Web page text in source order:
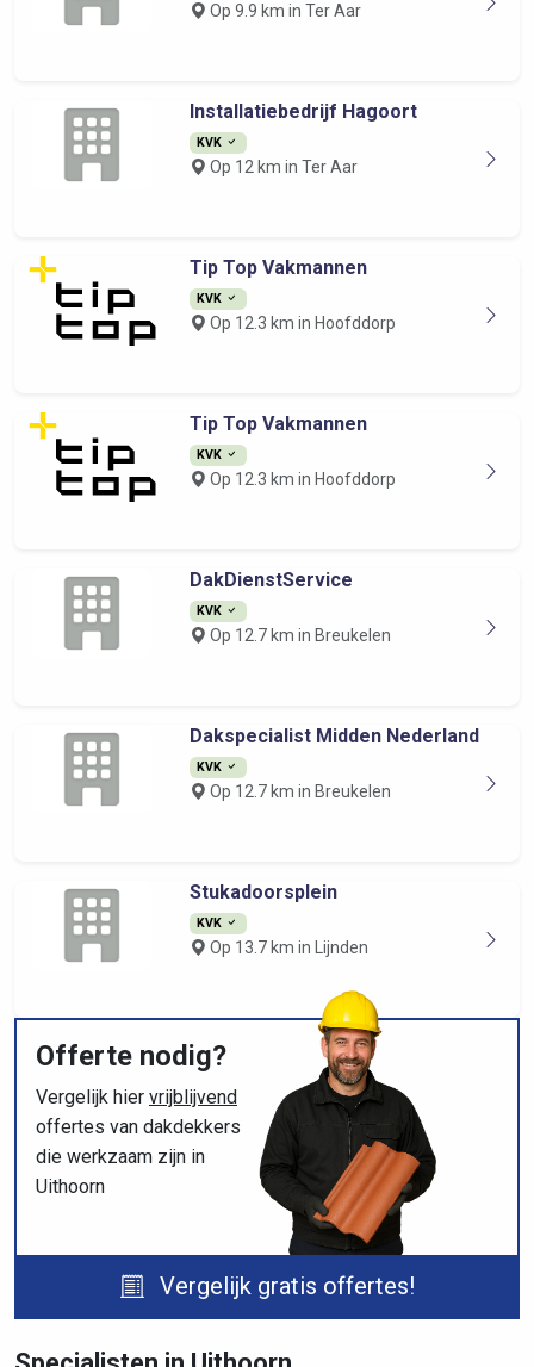
Op 9.9 km in Ter Aar
Installatiebedrijf Hagoort
KVK
Op 12 km in Ter Aar
Tip Top Vakmannen
KVK
Op 12.3 km in Hoofddorp
Tip Top Vakmannen
KVK
Op 12.3 km in Hoofddorp
DakDienstService
KVK
Op 12.7 km in Breukelen
Dakspecialist Midden Nederland
KVK
Op 12.7 km in Breukelen
Stukadoorsplein
KVK
Op 13.7 km in Lijnden
Offerte nodig?
Vergelijk hier vrijblijvend
offertes van dakdekkers
die werkzaam zijn in
Uithoorn
Vergelijk gratis offertes!